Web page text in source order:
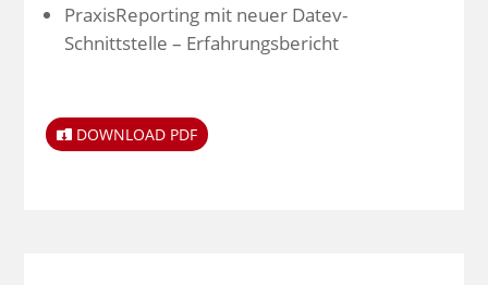
PraxisReporting mit neuer Datev-
Schnittstelle – Erfahrungsbericht
DOWNLOAD PDF